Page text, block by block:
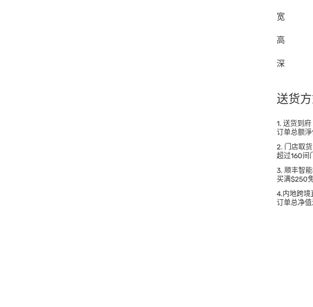
宽
高
深
送货
1. 送货到
订单总额
2. 门店取
超过160间
3. 顺丰智
买满$250
4.内地跨境
订单总净值